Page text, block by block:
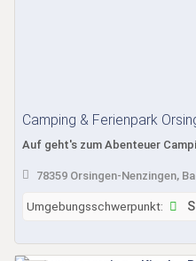
Camping & Ferienpark
Auf geht's zum Abenteuer
78359 Orsingen-Nenzingen,
Umgebungsschwerpunkt: